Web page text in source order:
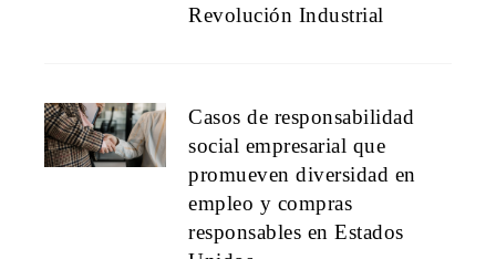
Revolución Industrial
Casos de responsabilidad
social empresarial que
promueven diversidad en
empleo y compras
responsables en Estados